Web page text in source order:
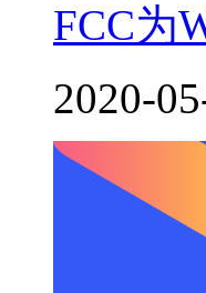
FCC为
2020-